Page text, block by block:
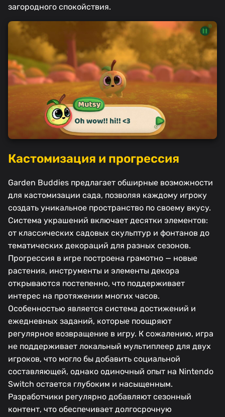
загородного спокойствия.
Кастомизация и прогрессия
Garden Buddies предлагает обширные возможности
для кастомизации сада, позволяя каждому игроку
создать уникальное пространство по своему вкусу.
Система украшений включает десятки элементов:
от классических садовых скульптур и фонтанов до
тематических декораций для разных сезонов.
Прогрессия в игре построена грамотно — новые
растения, инструменты и элементы декора
открываются постепенно, что поддерживает
интерес на протяжении многих часов.
Особенностью является система достижений и
ежедневных заданий, которые поощряют
регулярное возвращение в игру. К сожалению, игра
не поддерживает локальный мультиплеер для двух
игроков, что могло бы добавить социальной
составляющей, однако одиночный опыт на Nintendo
Switch остается глубоким и насыщенным.
Разработчики регулярно добавляют сезонный
контент, что обеспечивает долгосрочную